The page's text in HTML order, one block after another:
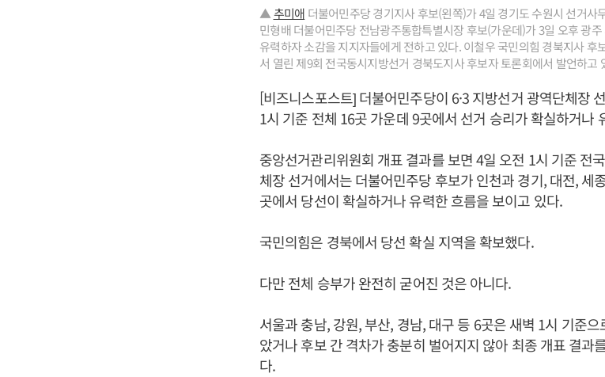
▲추미애 더불어민주당 경기지사 후보(왼쪽)가 4일 경기도 수원시 선거
민형배 더불어민주당 전남광주통합특별시장 후보(가운데)가 3일 오후 광
유력하자 소감을 지지자들에게 전하고 있다. 이철우 국민의힘 경북지사 후
서 열린 제9회 전국동시지방선거 경북도지사 후보자 토론회에서 발언하고
[비즈니스포스트] 더불어민주당이 6·3 지방선거 광역단체장
1시 기준 전체 16곳 가운데 9곳에서 선거 승리가 확실하거나
중앙선거관리위원회 개표 결과를 보면 4일 오전 1시 기준 전
체장 선거에서는 더불어민주당 후보가 인천과 경기, 대전, 세
곳에서 당선이 확실하거나 유력한 흐름을 보이고 있다.
국민의힘은 경북에서 당선 확실 지역을 확보했다.
다만 전체 승부가 완전히 굳어진 것은 아니다.
서울과 충남, 강원, 부산, 경남, 대구 등 6곳은 새벽 1시 기준
았거나 후보 간 격차가 충분히 벌어지지 않아 최종 개표 결과
다.